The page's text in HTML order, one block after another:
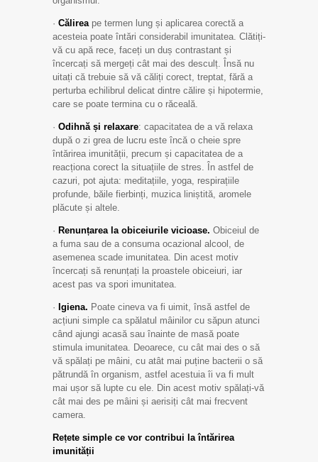
· Călirea pe termen lung și aplicarea corectă a
acesteia poate întări considerabil imunitatea. Clătiți-
vă cu apă rece, faceți un duș contrastant și
încercați să mergeți cât mai des desculț. Însă nu
uitați că trebuie să vă căliți corect, treptat, fără a
perturba echilibrul delicat dintre călire și hipotermie,
care se poate termina cu o răceală.
· Odihnă și relaxare: capacitatea de a vă relaxa
după o zi grea de lucru este încă o cheie spre
întărirea imunității, precum și capacitatea de a
reacționa corect la situațiile de stres. În astfel de
cazuri, pot ajuta: meditațiile, yoga, respirațiile
profunde, băile fierbinți, muzica liniștită, aromele
plăcute și altele.
· Renunțarea la obiceiurile vicioase. Obiceiul de
a fuma sau de a consuma ocazional alcool, de
asemenea scade imunitatea. Din acest motiv
încercați să renunțați la proastele obiceiuri, iar
acest pas va spori imunitatea.
· Igiena. Poate cineva va fi uimit, însă astfel de
acțiuni simple ca spălatul mâinilor cu săpun atunci
când ajungi acasă sau înainte de masă poate
stimula imunitatea. Deoarece, cu cât mai des o să
vă spălați pe mâini, cu atât mai puține bacterii o să
pătrundă în organism, astfel acestuia îi va fi mult
mai ușor să lupte cu ele. Din acest motiv spălați-vă
cât mai des pe mâini și aerisiți cât mai frecvent
camera.
Rețete simple ce vor contribui la întărirea
imunității